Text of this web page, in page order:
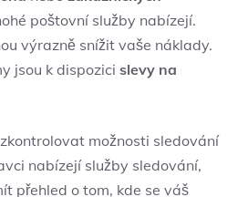
poštovní služby nabízejí.
výrazně snížit vaše náklady.
jsou k dispozici slevy na
možnosti sledování
nabízejí služby sledování,
přehled o tom, kde se váš